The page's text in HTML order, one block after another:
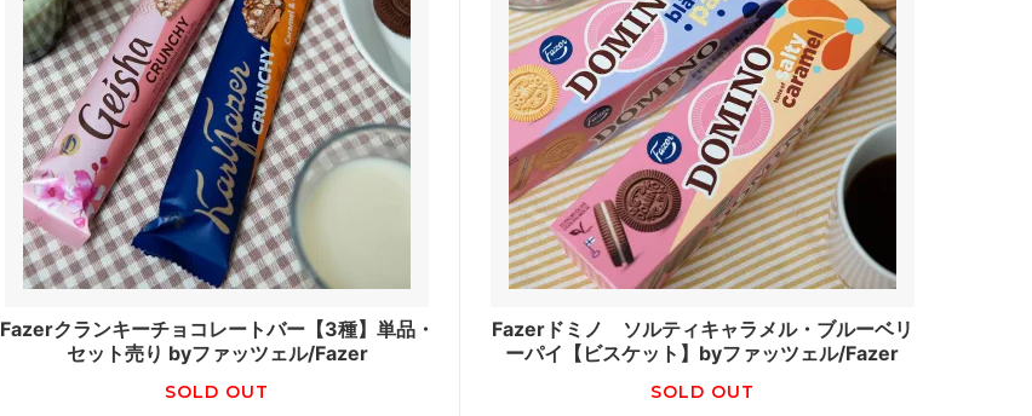
Fazerクランキーチョコレートバー【3種】単品・
セット売り byファッツェル/Fazer
SOLD OUT
Fazerドミノ ソルティキャラメル・ブルーベリ
ーパイ【ビスケット】byファッツェル/Fazer
SOLD OUT